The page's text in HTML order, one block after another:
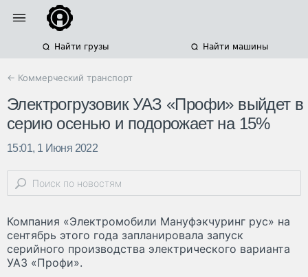
Найти грузы Найти машины
← Коммерческий транспорт
Электрогрузовик УАЗ «Профи» выйдет в
серию осенью и подорожает на 15%
15:01, 1 Июня 2022
Компания «Электромобили Мануфэкчуринг рус» на
сентябрь этого года запланировала запуск
серийного производства электрического варианта
УАЗ «Профи».